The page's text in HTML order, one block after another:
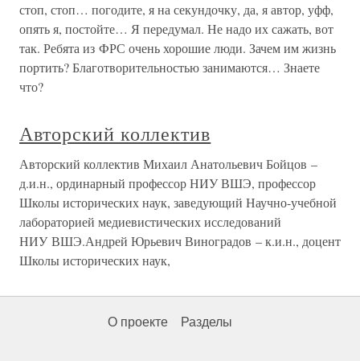
стоп, стоп… погодите, я на секундочку, да, я автор, уфф,
опять я, постойте… Я передумал. Не надо их сажать, вот
так. Ребята из ФРС очень хорошие люди. Зачем им жизнь
портить? Благотворительностью занимаются… Знаете
что?
Авторский коллектив
Авторский коллектив Михаил Анатольевич Бойцов –
д.и.н., ординарный профессор НИУ ВШЭ, профессор
Школы исторических наук, заведующий Научно-учебной
лабораторией медиевистических исследований
НИУ ВШЭ.Андрей Юрьевич Виноградов – к.и.н., доцент
Школы исторических наук,
О проекте Разделы